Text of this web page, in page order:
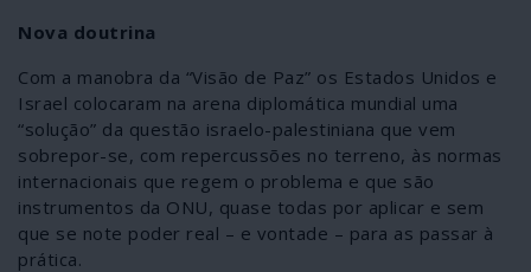
Nova doutrina
Com a manobra da “Visão de Paz” os Estados Unidos e
Israel colocaram na arena diplomática mundial uma
“solução” da questão israelo-palestiniana que vem
sobrepor-se, com repercussões no terreno, às normas
internacionais que regem o problema e que são
instrumentos da ONU, quase todas por aplicar e sem
que se note poder real – e vontade – para as passar à
prática.